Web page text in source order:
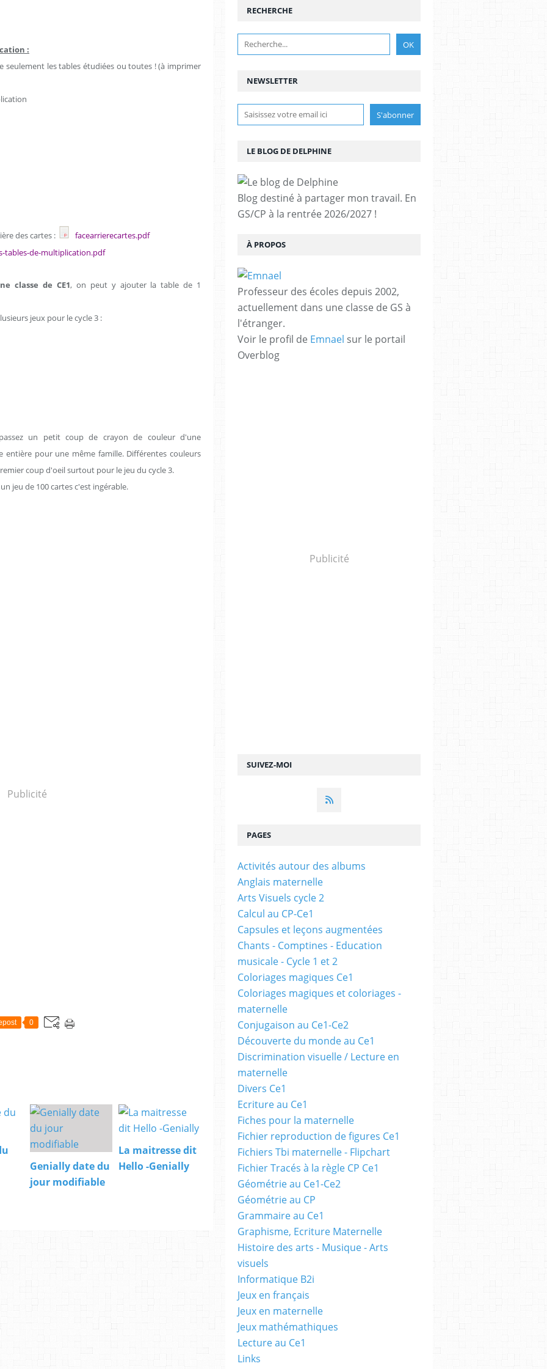
:
les tables étudiées ou toutes ! (à imprimer
des cartes :
facearrierecartes.pdf
tables-de-multiplication.pdf
classe de CE1, on peut y ajouter la table de 1
jeux pour le cycle 3 :
un petit coup de crayon de couleur d'une
pour une même famille. Différentes couleurs
coup d'oeil surtout pour le jeu du cycle 3.
jeu de 100 cartes c'est ingérable.
Publicité
0
Genially date du
jour modifiable
La maitresse dit
Hello -Genially
NEWSLETTER
SUIVEZ-MOI
RECHERCHE
LE BLOG DE DELPHINE
Blog destiné à partager mon travail. En
GS/CP à la rentrée 2026/2027 !
À PROPOS
Professeur des écoles depuis 2002,
actuellement dans une classe de GS à
l'étranger.
Voir le profil de Emnael sur le portail
Overblog
Publicité
PAGES
Activités autour des albums
Anglais maternelle
Arts Visuels cycle 2
Calcul au CP-Ce1
Capsules et leçons augmentées
Chants - Comptines - Education
musicale - Cycle 1 et 2
Coloriages magiques Ce1
Coloriages magiques et coloriages -
maternelle
Conjugaison au Ce1-Ce2
Découverte du monde au Ce1
Discrimination visuelle / Lecture en
maternelle
Divers Ce1
Ecriture au Ce1
Fiches pour la maternelle
Fichier reproduction de figures Ce1
Fichiers Tbi maternelle - Flipchart
Fichier Tracés à la règle CP Ce1
Géométrie au Ce1-Ce2
Géométrie au CP
Grammaire au Ce1
Graphisme, Ecriture Maternelle
Histoire des arts - Musique - Arts
visuels
Informatique B2i
Jeux en français
Jeux en maternelle
Jeux mathémathiques
Lecture au Ce1
Links